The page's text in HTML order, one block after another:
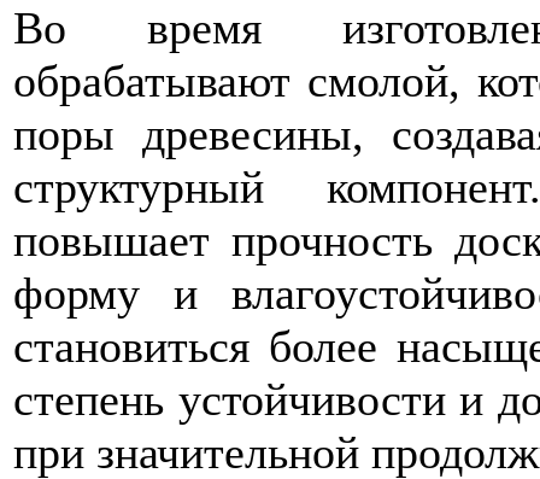
Во время
обрабатывают смолой,
поры древесины,
структурный
повышает прочность
форму и
становиться более
степень устойчивости и
при значительной